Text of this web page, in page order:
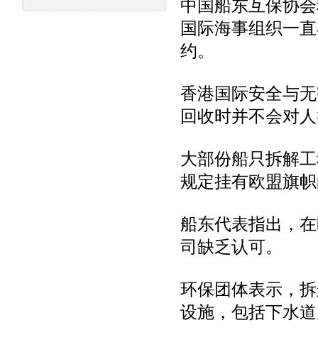
中国船东互保协
国际海事组织一
约。
香港国际安全与
回收时并不会对
大部份船只拆解
规定挂有欧盟旗
船东代表指出，
司缺乏认可。
环保团体表示，
设施，包括下水